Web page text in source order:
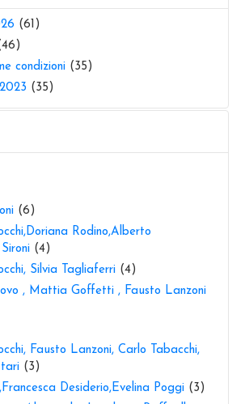
(61)
condizioni (35)
(35)
(6)
Rodino,Alberto
(4)
Silvia Tagliaferri (4)
, Mattia Goffetti , Fausto Lanzoni
Fausto Lanzoni, Carlo Tabacchi,
(3)
Desiderio,Evelina Poggi (3)